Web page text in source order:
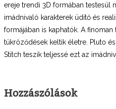
ereje trendi 3D formában testesül
imádnivaló karakterek üdítő és
formájában is kaphatók. A
tükröződések keltik életre. Pluto
Stitch teszik teljessé ezt az
Hozzászólások